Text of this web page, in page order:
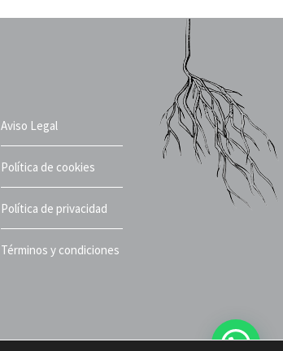
Aviso Legal
Política de cookies
Política de privacidad
Términos y condiciones